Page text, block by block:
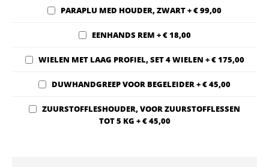
PARAPLU MED HOUDER, ZWART+€ 99,00
EENHANDS REM +€ 18,00
WIELEN MET LAAG PROFIEL, SET 4 WIELEN +€ 175,00
DUWHANDGREEP VOOR BEGELEIDER+€ 45,00
ZUURSTOFFLESHOUDER, VOOR ZUURSTOFFLESSEN
TOT 5 KG +€ 45,00